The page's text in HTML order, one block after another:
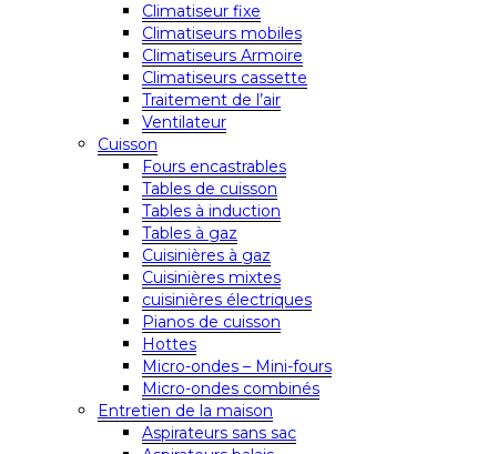
Climatiseur fixe
Climatiseurs mobiles
Climatiseurs Armoire
Climatiseurs cassette
Traitement de l’air
Ventilateur
Cuisson
Fours encastrables
Tables de cuisson
Tables à induction
Tables à gaz
Cuisinières à gaz
Cuisinières mixtes
cuisinières électriques
Pianos de cuisson
Hottes
Micro-ondes – Mini-fours
Micro-ondes combinés
Entretien de la maison
Aspirateurs sans sac